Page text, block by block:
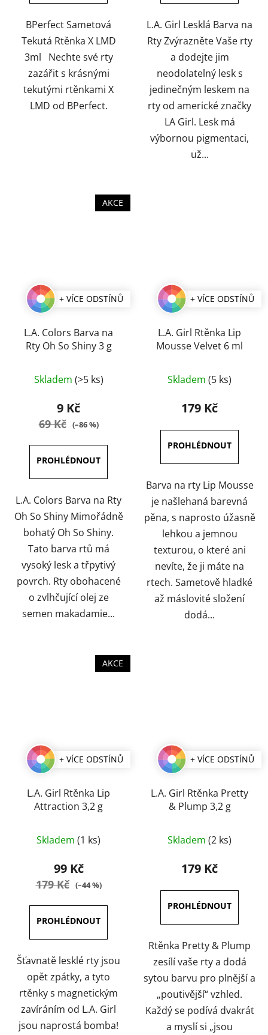
5
hvězdiček.
BPerfect Sametová
Tekutá Rtěnka X LMD
3ml Nechte své rty
zazářit s krásnými
tekutými rtěnkami X
LMD od BPerfect.
5
hvězdiček.
L.A. Girl Lesklá Barva na
Rty Zvýrazněte Vaše rty
a dodejte jim
neodolatelný lesk s
jedinečným leskem na
rty od americké značky
LA Girl. Lesk má
výbornou pigmentaci,
už...
AKCE
+ VÍCE ODSTÍNŮ
L.A. Colors Barva na
Rty Oh So Shiny 3 g
hodnocení
produktu
5
hvězdiček.
Skladem (>5 ks)
9 Kč
69 Kč (–86 %)
L.A. Colors Barva na Rty
Oh So Shiny Mimořádně
bohatý Oh So Shiny.
Tato barva rtů má
vysoký lesk a třpytivý
povrch. Rty obohacené
o zvlhčující olej ze
semen makadamie...
+ VÍCE ODSTÍNŮ
L.A. Girl Rtěnka Lip
Mousse Velvet 6 ml
hodnocení
produktu
5,0
z
5
hvězdiček.
Skladem (5 ks)
179 Kč
Barva na rty Lip Mousse
je našlehaná barevná
pěna, s naprosto úžasně
lehkou a jemnou
texturou, o které ani
nevíte, že ji máte na
rtech. Sametově hladké
až máslovité složení
dodá...
AKCE
+ VÍCE ODSTÍNŮ
L.A. Girl Rtěnka Lip
Attraction 3,2 g
hodnocení
produktu
je
5
hvězdiček.
Skladem (1 ks)
99 Kč
179 Kč (–44 %)
Šťavnatě lesklé rty jsou
opět zpátky, a tyto
rtěnky s magnetickým
zavíráním od L.A. Girl
jsou naprostá bomba!
+ VÍCE ODSTÍNŮ
L.A. Girl Rtěnka Pretty
& Plump 3,2 g
hodnocení
produktu
5,0
z
5
hvězdiček.
Skladem (2 ks)
179 Kč
Rtěnka Pretty & Plump
zesílí vaše rty a dodá
sytou barvu pro plnější a
„poutivější“ vzhled.
Každý se podívá dvakrát
a myslí si „jsou